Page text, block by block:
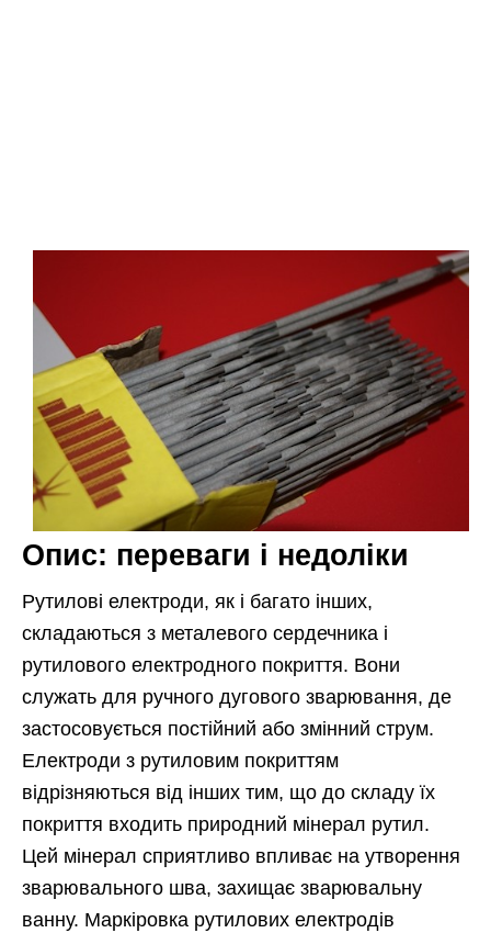
Опис: переваги і недоліки
Рутилові електроди, як і багато інших,
складаються з металевого сердечника і
рутилового електродного покриття. Вони
служать для ручного дугового зварювання, де
застосовується постійний або змінний струм.
Електроди з рутиловим покриттям
відрізняються від інших тим, що до складу їх
покриття входить природний мінерал рутил.
Цей мінерал сприятливо впливає на утворення
зварювального шва, захищає зварювальну
ванну. Маркіровка рутилових електродів